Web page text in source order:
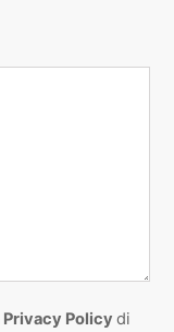
Privacy Policy di